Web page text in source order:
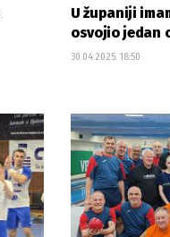
U županiji
osvojio jedan
30.04.2025. 18:50